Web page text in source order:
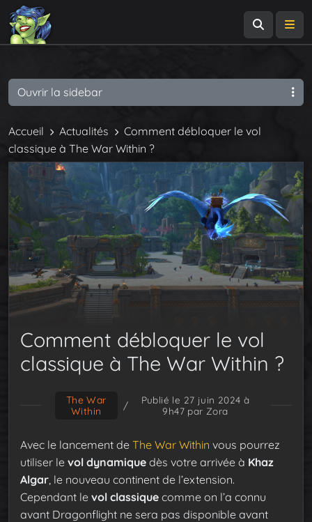
Accueil Actualités
Comment débloquer le vol
classique à The War Within ?
Comment débloquer le vol
classique à The War Within ?
The War
Within
/
Publié le 27 juin 2024 à
9h47par Zora
Avec le lancement de The War Within vous pourrez
utiliser le vol dynamique dès votre arrivée à Khaz
Algar , le nouveau continent de l’extension.
Cependant le vol classique comme on l’a connu
avant Dragonflight ne sera pas disponible avant
Ouvrir la sidebar